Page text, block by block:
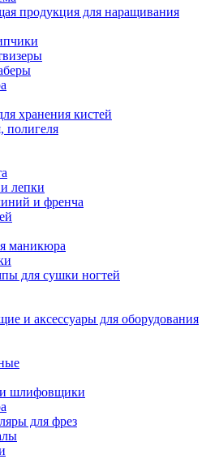
продукция для наращивания
хранения кистей
полигеля
лепки
и френча
маникюра
для сушки ногтей
и аксессуары для оборудования
шлифовщики
для фрез